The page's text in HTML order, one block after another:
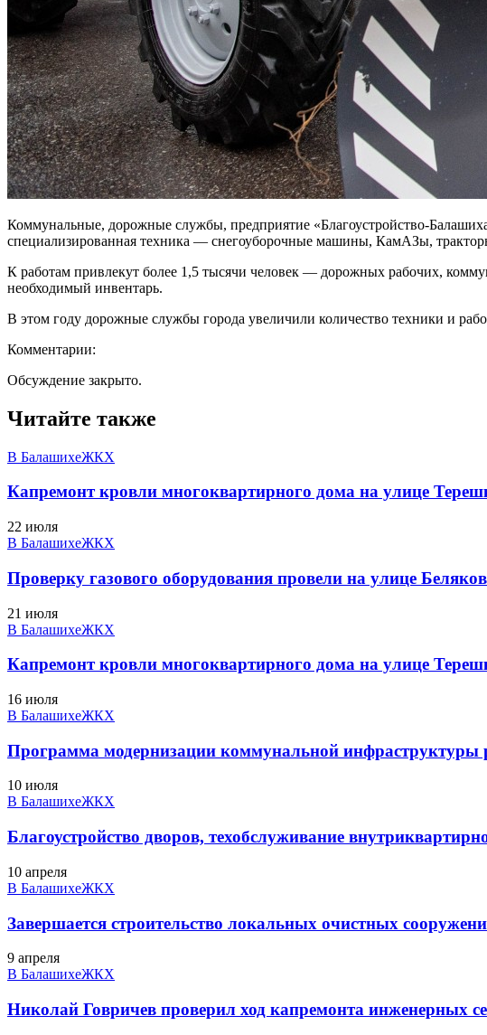
Коммунальные, дорожные службы, предприятие «Благоустройство-
специализированная техника — снегоуборочные машины, КамАЗы,
К работам привлекут более 1,5 тысячи человек — дорожных рабочих,
необходимый инвентарь.
В этом году дорожные службы города увеличили количество техники и
Комментарии:
Обсуждение закрыто.
Читайте также
В БалашихеЖКХ
Капремонт кровли многоквартирного дома на улице
22 июля
В БалашихеЖКХ
Проверку газового оборудования провели на улице
21 июля
В БалашихеЖКХ
Капремонт кровли многоквартирного дома на улице
16 июля
В БалашихеЖКХ
Программа модернизации коммунальной инфраструктуры
10 июля
В БалашихеЖКХ
Благоустройство дворов, техобслуживание
10 апреля
В БалашихеЖКХ
Завершается строительство локальных очистных
9 апреля
В БалашихеЖКХ
Николай Говричев проверил ход капремонта инженерных